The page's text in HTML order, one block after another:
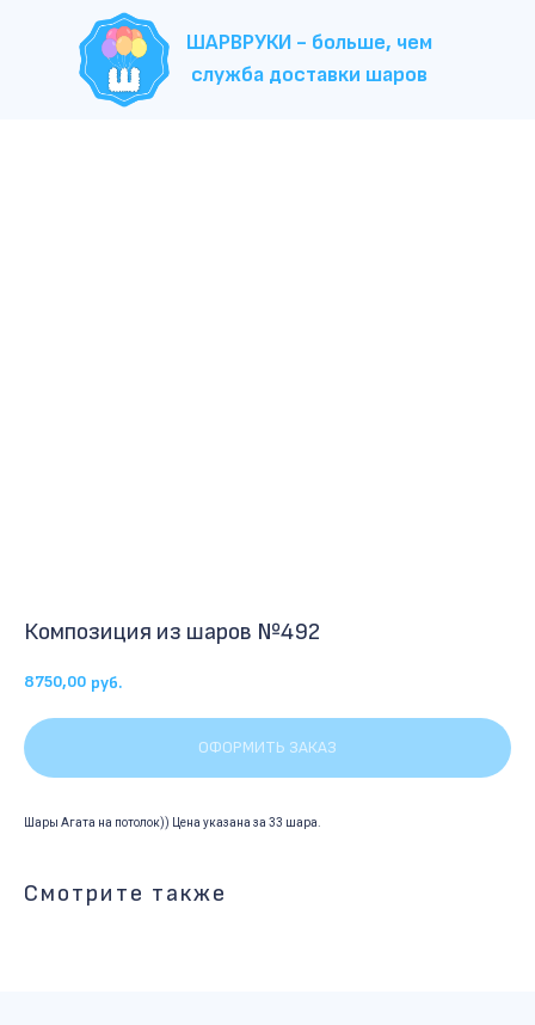
ШАРВРУКИ - больше, чем
служба доставки шаров
Композиция из шаров №492
8750,00 руб.
ОФОРМИТЬ ЗАКАЗ
Шары Агата на потолок)) Цена указана за 33 шара.
Смотрите также